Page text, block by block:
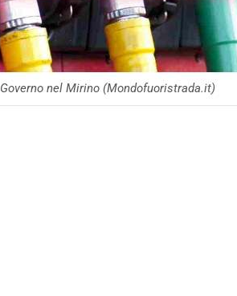
Governo nel Mirino (Mondofuoristrada.it)